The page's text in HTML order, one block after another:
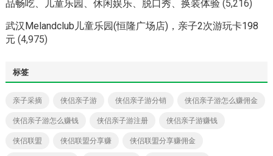
品畅吃、儿童乐园、休闲娱乐、脱口秀、换装体验 (5,216)
武汉Melandclub儿童乐园(恒隆广场店)，亲子2次游玩卡198
元 (4,975)
标签
亲子采摘 侠侣亲子游 侠侣亲子游分销 侠侣亲子游怎么赚佣金
侠侣亲子游怎么赚钱 侠侣亲子游注册 侠侣亲子游赚钱
侠侣联盟 侠侣联盟分享赚 侠侣联盟分享赚佣金